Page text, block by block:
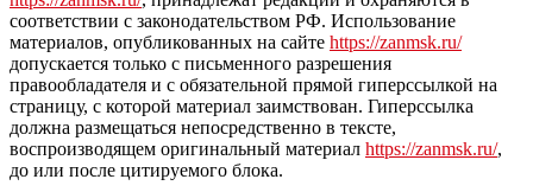
соответствии с законодательством РФ. Использование
материалов, опубликованных на сайте https://zanmsk.ru/
допускается только с письменного разрешения
правообладателя и с обязательной прямой гиперссылкой на
страницу, с которой материал заимствован. Гиперссылка
должна размещаться непосредственно в тексте,
воспроизводящем оригинальный материал https://zanmsk.ru/,
до или после цитируемого блока.